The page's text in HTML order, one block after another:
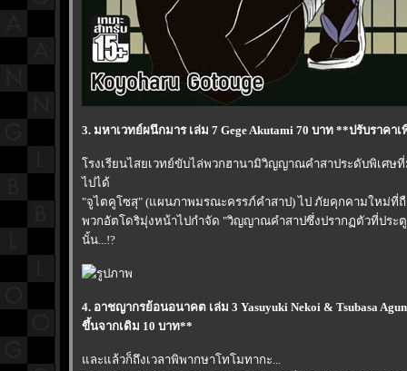
3. มหาเวทย์ผนึกมาร เล่ม 7 Gege Akutami 70 บาท **ปรับราค
รงเรียนไสยเวทย์ขับไล่พวกฮานามิวิญญาณคำสาประดับพิเศษ
ไปได้
"จูไตคูโซสุ" (แผนภาพมรณะครรภ์คำสาป) ไป ภัยคุกคามใหม่ที่ถื
พวกอัตโดริมุ่งหน้าไปกำจัด "วิญญาณคำสาปซึ่งปรากฏตัวที่ปร
นั้น...!?
4. อาชญากรย้อนอนาคต เล่ม 3 Yasuyuki Nekoi & Tsubasa
ขึ้นจากเดิม 10 บาท**
ละแล้วก็ถึงเวลาพิพากษาโทโมทากะ...